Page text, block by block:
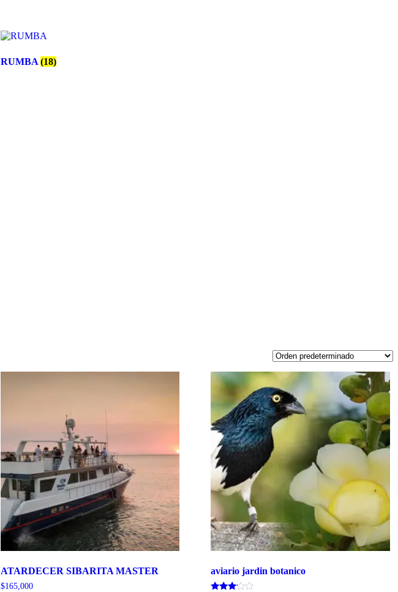
RUMBA (18)
ATARDECER SIBARITA MASTER
$165,000
aviario jardin botanico